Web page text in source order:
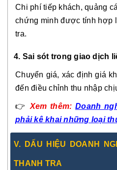
Chi phí tiếp khách, quảng
chứng minh được tính hợp
tra.
4. Sai sót trong giao dịch
Chuyển giá, xác định giá
đến điều chỉnh thu nhập
👉 Xem thêm:Doanh
phải kê khai những loại
V. DẤU HIỆU DOANH
THANH TRA